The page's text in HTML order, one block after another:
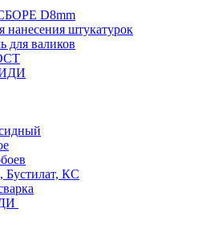
D8mm
нанесения штукатурок
для валиков
КС